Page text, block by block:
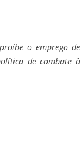
o emprego de
de combate à